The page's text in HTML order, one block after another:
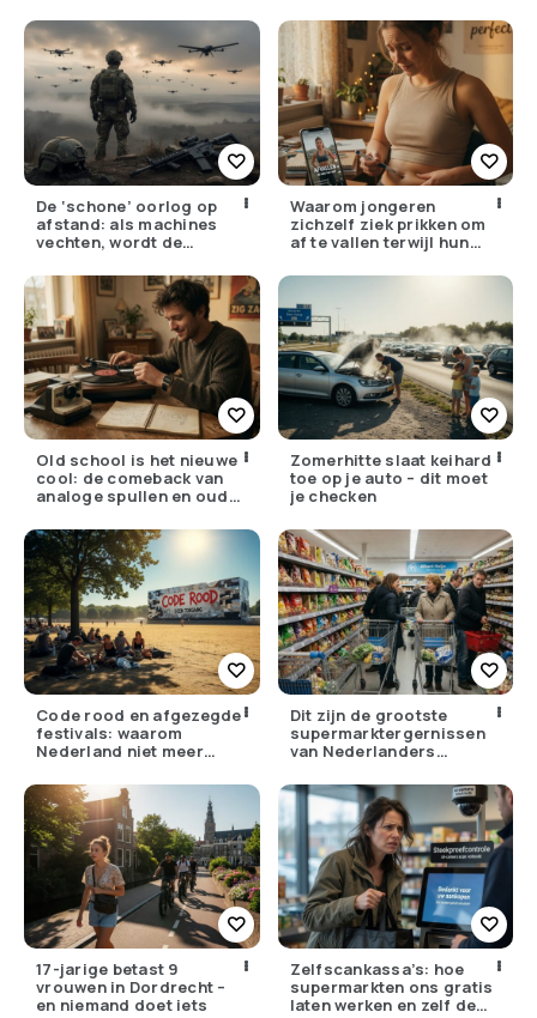
écht?
De ‘schone’ oorlog op
afstand: als machines
vechten, wordt de
lager
Waarom jongeren
zichzelf ziek prikken om
af te vallen terwijl hun
bellen
Old school is het nieuwe
cool: de comeback van
analoge spullen en oude
Zomerhitte slaat keihard
toe op je auto – dit moet
je checken
Code rood en afgezegde
festivals: waarom
Nederland niet meer
Dit zijn de grootste
supermarktergernissen
van Nederlanders
17-jarige betast 9
vrouwen in Dordrecht –
en niemand doet iets
Zelfscankassa’s: hoe
supermarkten ons gratis
laten werken en zelf de